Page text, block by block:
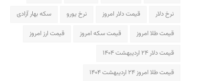
نرخ دلار
قیمت دلار امروز نرخ یورو
سکه بهار آزادی
قیمت طلا امروز
قیمت سکه امروز
قیمت ارز امروز
قیمت دلار ۲۴ اردیبهشت ۱۴۰۴
قیمت طلا امروز ۲۴ اردیبهشت ۱۴۰۴